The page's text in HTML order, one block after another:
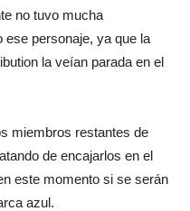
no tuvo mucha
ese personaje, ya que la
la veían parada en el
miembros restantes de
de encajarlos en el
este momento si se serán
azul.